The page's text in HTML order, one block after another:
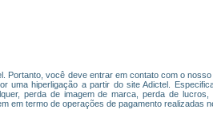
Portanto, você deve entrar em contato com o
hiperligação a partir do site Adictel.
perda de imagem de marca, perda de
termo de operações de pagamento realizadas